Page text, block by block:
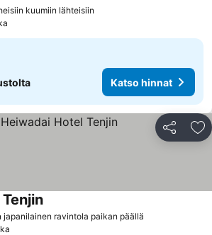
kuumiin lähteisiin
Katso hinnat
Jaa
japanilainen ravintola paikan päällä